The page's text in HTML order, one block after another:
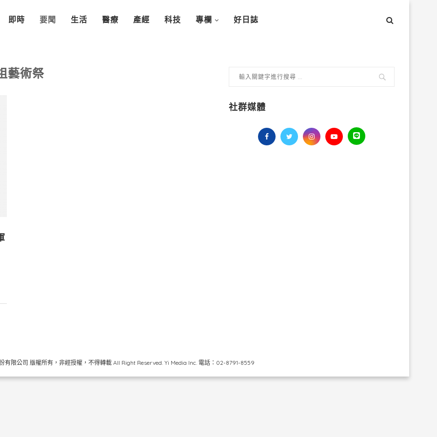
即時 要聞 生活 醫療 產經 科技 專欄 好日誌
藝術祭
社群媒體
有限公司 版權所有，非經授權，不得轉載 All Right Reserved. Yi Media Inc. 電話：02-8791-8559